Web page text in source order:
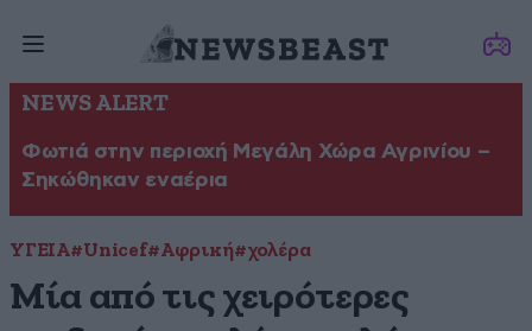
NEWS ALERT
Φωτιά στην περιοχή Μεγάλη Χώρα Αγρινίου –
Σηκώθηκαν εναέρια
ΥΓΕΙΑ#Unicef#Αφρική#χολέρα
Μία από τις χειρότερες